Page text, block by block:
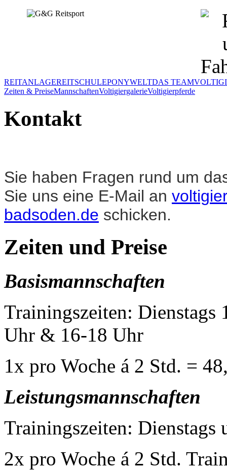
REITANLAGEREITSCHULEPONYWELTDAS TEAM
Zeiten & PreiseMannschaftenVoltigiergalerieVoltigierpferde
Kontakt
Sie haben Fragen rund um
Sie uns eine E-Mail an
badsoden.de schicken.
Zeiten und Preise
Basismannschaften
Trainingszeiten: Dienstags
Uhr & 16-18 Uhr
1x pro Woche á 2 Std. =
Leistungsmannschaften
Trainingszeiten: Dienstags
2x pro Woche á 2 Std.